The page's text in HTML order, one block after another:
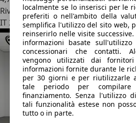
Rivenditore
IT 20090Pieve Emanuele - Milano - Mi
localmente se lo inserisci per le
preferiti o nell'ambito della
semplifica l'utilizzo del sito web,
reinserirlo nelle visite
informazioni basate
concessionari che contatti.
vengono utilizzati dai
informazioni fornite durante le
per 30 giorni e per riutilizzarle
tale periodo per
finanziamento. Senza l'utilizzo
tali funzionalità estese non
tutto o in parte.